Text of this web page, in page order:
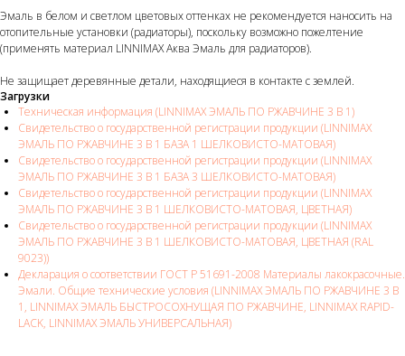
Эмаль в белом и светлом цветовых оттенках не рекомендуется наносить на
отопительные установки (радиаторы), поскольку возможно пожелтение
(применять материал LINNIMAX Аква Эмаль для радиаторов).
Не защищает деревянные детали, находящиеся в контакте с землей.
Загрузки
Техническая информация (LINNIMAX ЭМАЛЬ ПО РЖАВЧИНЕ 3 В 1)
Свидетельство о государственной регистрации продукции (LINNIMAX
ЭМАЛЬ ПО РЖАВЧИНЕ 3 В 1 БАЗА 1 ШЕЛКОВИСТО-МАТОВАЯ)
Свидетельство о государственной регистрации продукции (LINNIMAX
ЭМАЛЬ ПО РЖАВЧИНЕ 3 В 1 БАЗА 3 ШЕЛКОВИСТО-МАТОВАЯ)
Свидетельство о государственной регистрации продукции (LINNIMAX
ЭМАЛЬ ПО РЖАВЧИНЕ 3 В 1 ШЕЛКОВИСТО-МАТОВАЯ, ЦВЕТНАЯ)
Свидетельство о государственной регистрации продукции (LINNIMAX
ЭМАЛЬ ПО РЖАВЧИНЕ 3 В 1 ШЕЛКОВИСТО-МАТОВАЯ, ЦВЕТНАЯ (RAL
9023))
Декларация о соответствии ГОСТ Р 51691-2008 Материалы лакокрасочные.
Эмали. Общие технические условия (LINNIMAX ЭМАЛЬ ПО РЖАВЧИНЕ 3 В
1, LINNIMAX ЭМАЛЬ БЫСТРОСОХНУЩАЯ ПО РЖАВЧИНЕ, LINNIMAX RAPID-
LACK, LINNIMAX ЭМАЛЬ УНИВЕРСАЛЬНАЯ)